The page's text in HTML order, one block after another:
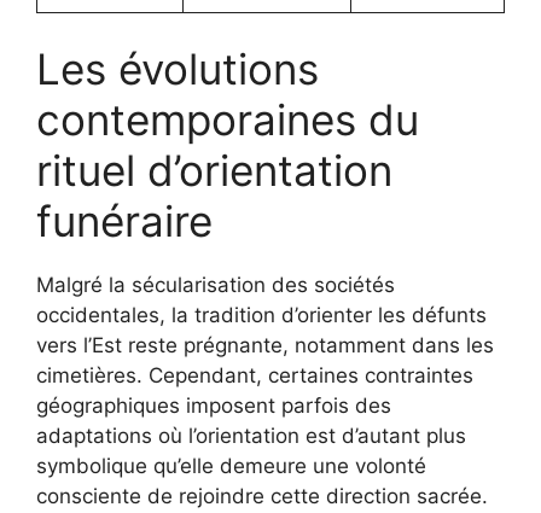
Les évolutions
contemporaines du
rituel d’orientation
funéraire
Malgré la sécularisation des sociétés
occidentales, la tradition d’orienter les défunts
vers l’Est reste prégnante, notamment dans les
cimetières. Cependant, certaines contraintes
géographiques imposent parfois des
adaptations où l’orientation est d’autant plus
symbolique qu’elle demeure une volonté
consciente de rejoindre cette direction sacrée.